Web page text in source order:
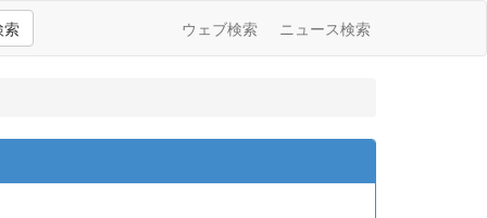
索 ウェブ検索 ニュース検索